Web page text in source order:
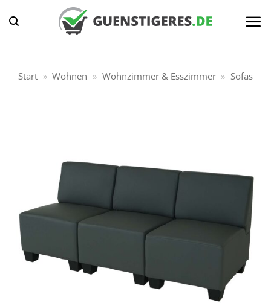
Inhalt
Start » Wohnen » Wohnzimmer & Esszimmer » Sofas